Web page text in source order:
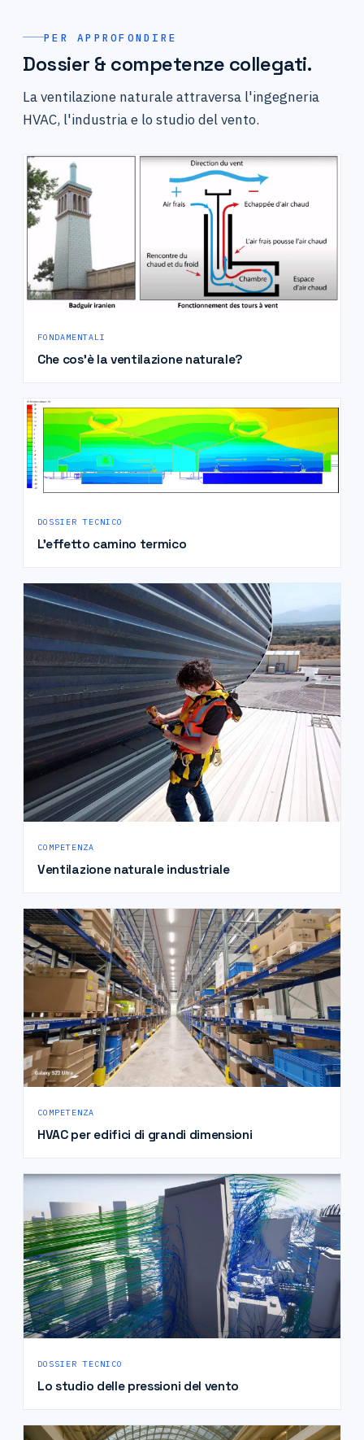
PER APPROFONDIRE
Dossier & competenze collegati.
La ventilazione naturale attraversa l'ingegneria
HVAC, l'industria e lo studio del vento.
FONDAMENTALI
Che cos'è la ventilazione naturale?
DOSSIER TECNICO
L'effetto camino termico
COMPETENZA
Ventilazione naturale industriale
COMPETENZA
HVAC per edifici di grandi dimensioni
DOSSIER TECNICO
Lo studio delle pressioni del vento